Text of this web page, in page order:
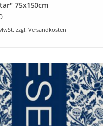
75x150cm
zzgl. Versandkosten
- Liegetuch "Reserved""Egeria
Strand und Freizeit" Liegetuch /
75x150 cm. 100% Baumwolle -
Velours,
WARENKORB HINZUFÜGEN